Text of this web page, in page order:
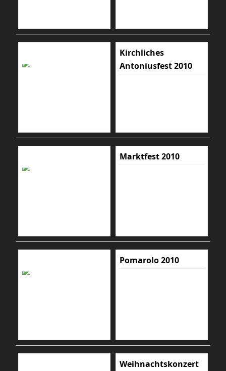
Kirchliches
Antoniusfest 2010
Marktfest 2010
Pomarolo 2010
Weihnachtskonzert